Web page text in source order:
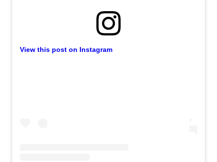
View this post on Instagram